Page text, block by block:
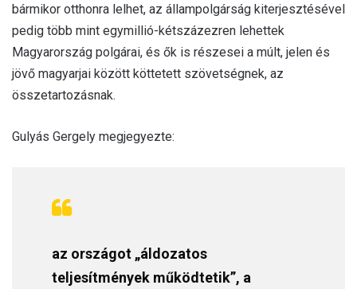
bármikor otthonra lelhet, az állampolgárság kiterjesztésével
pedig több mint egymillió-kétszázezren lehettek
Magyarország polgárai, és ők is részesei a múlt, jelen és
jövő magyarjai között köttetett szövetségnek, az
összetartozásnak.
Gulyás Gergely megjegyezte:
az országot „áldozatos
teljesítmények működtetik”, a